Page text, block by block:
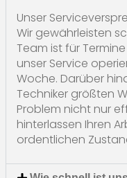
Unser
Wir gewährleisten
Team ist für
unser Service
Woche. Darüber
Techniker größten
Problem nicht nur
hinterlassen Ihren
ordentlichen